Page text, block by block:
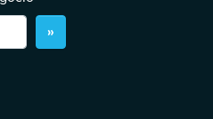
»